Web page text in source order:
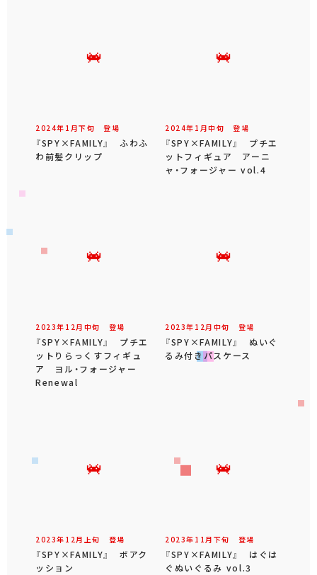
2024年 1 月下旬 登場
『SPY×FAMILY』 ふわふ
わ前髪クリップ
2024年 1 月中旬 登場
『SPY×FAMILY』 プチエ
ットフィギュア アーニ
ャ・フォージャー vol.4
2023年 12 月 中旬 登場
『SPY×FAMILY』 プチエ
ットりらっくすフィギュ
ア ヨル・フォージャー
Renewal
2023年 12 月 中旬 登場
『SPY×FAMILY』 ぬいぐ
るみ付きパスケース
2023年 12 月 上旬 登場
『SPY×FAMILY』 ボアク
ッション
2023年 11 月 下旬 登場
『SPY×FAMILY』 はぐは
ぐぬいぐるみ vol.3